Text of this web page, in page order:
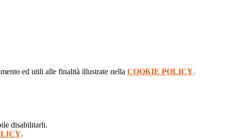
ed utili alle finalità illustrate nella COOKIE POLICY.
disabilitarli.
.